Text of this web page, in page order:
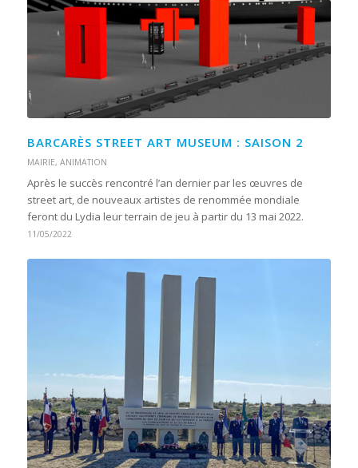
BARCARÈS STREET ART MUSEUM : SAISON 2
MAIRIE, ANIMATION
Après le succès rencontré l’an dernier par les œuvres de
street art, de nouveaux artistes de renommée mondiale
feront du Lydia leur terrain de jeu à partir du 13 mai 2022.
11/05/2022